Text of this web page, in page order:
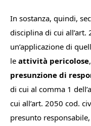
In sostanza, quindi,
disciplina di cui all’art.
un’applicazione di
le attività pericolose
presunzione di
di cui al comma 1
cui all’art. 2050 cod.
presunto